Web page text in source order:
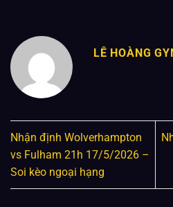
LÊ HOÀNG
Nhận định Wolverhampton
vs Fulham 21h 17/5/2026 –
Soi kèo ngoại hạng